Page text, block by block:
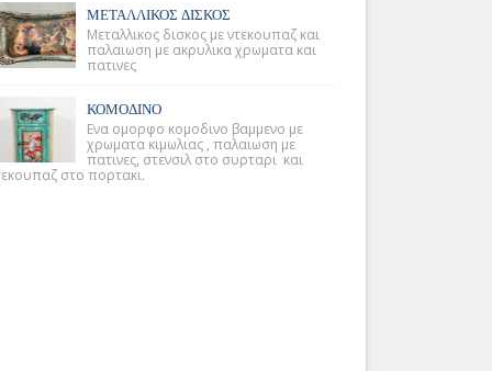
ΜΕΤΑΛΛΙΚΟΣ ΔΙΣΚΟΣ
Μεταλλικος δισκος με ντεκουπαζ και
παλαιωση με ακρυλικα χρωματα και
πατινες
ΚΟΜΟΔΙΝΟ
Ενα ομορφο κομοδινο βαμμενο με
χρωματα κιμωλιας , παλαιωση με
πατινες, στενσιλ στο συρταρι και
στο πορτακι.